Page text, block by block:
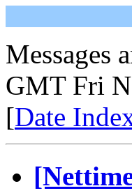
Messages
GMT Fri
[Date